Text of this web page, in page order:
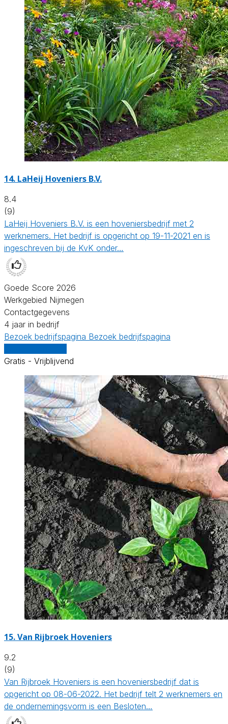
14. LaHeij Hoveniers B.V.
8.4
(9)
LaHeij Hoveniers B.V. is een hoveniersbedrijf met 2
werknemers. Het bedrijf is opgericht op 19-11-2021 en is
ingeschreven bij de KvK onder…
Goede Score 2026
Werkgebied Nijmegen
Contactgegevens
4 jaar in bedrijf
Bezoek bedrijfspagina Bezoek bedrijfspagina
Gratis - Vrijblijvend
15.Van Rijbroek Hoveniers
9.2
(9)
Van Rijbroek Hoveniers is een hoveniersbedrijf dat is
opgericht op 08-06-2022. Het bedrijf telt 2 werknemers en
de ondernemingsvorm is een Besloten…